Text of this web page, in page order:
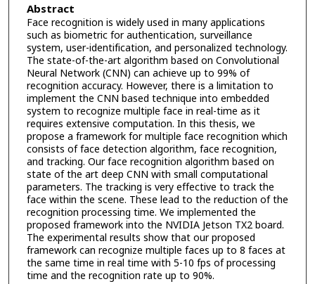
Abstract
Face recognition is widely used in many applications
such as biometric for authentication, surveillance
system, user-identification, and personalized technology.
The state-of-the-art algorithm based on Convolutional
Neural Network (CNN) can achieve up to 99% of
recognition accuracy. However, there is a limitation to
implement the CNN based technique into embedded
system to recognize multiple face in real-time as it
requires extensive computation. In this thesis, we
propose a framework for multiple face recognition which
consists of face detection algorithm, face recognition,
and tracking. Our face recognition algorithm based on
state of the art deep CNN with small computational
parameters. The tracking is very effective to track the
face within the scene. These lead to the reduction of the
recognition processing time. We implemented the
proposed framework into the NVIDIA Jetson TX2 board.
The experimental results show that our proposed
framework can recognize multiple faces up to 8 faces at
the same time in real time with 5-10 fps of processing
time and the recognition rate up to 90%.